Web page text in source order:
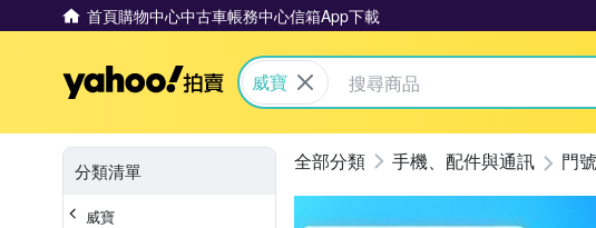
首頁購物中心中古車帳務中心信箱App下載
Yahoo拍賣
威寶
分類清單
威寶
手機、配件與通訊 門